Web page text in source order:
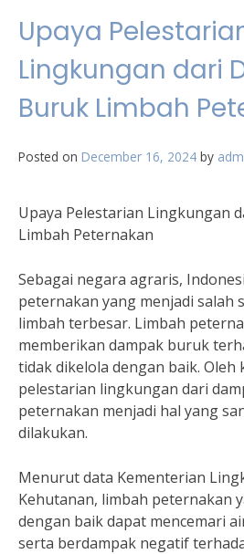
Upaya
Lingkungan dari
Buruk Limbah
Posted on December 16, 2024 by
Upaya Pelestarian Lingkungan
Limbah Peternakan
Sebagai negara agraris,
peternakan yang menjadi salah
limbah terbesar. Limbah
memberikan dampak buruk
tidak dikelola dengan baik. Oleh
pelestarian lingkungan dari
peternakan menjadi hal yang
dilakukan.
Menurut data Kementerian
Kehutanan, limbah peternakan
dengan baik dapat mencemari
serta berdampak negatif